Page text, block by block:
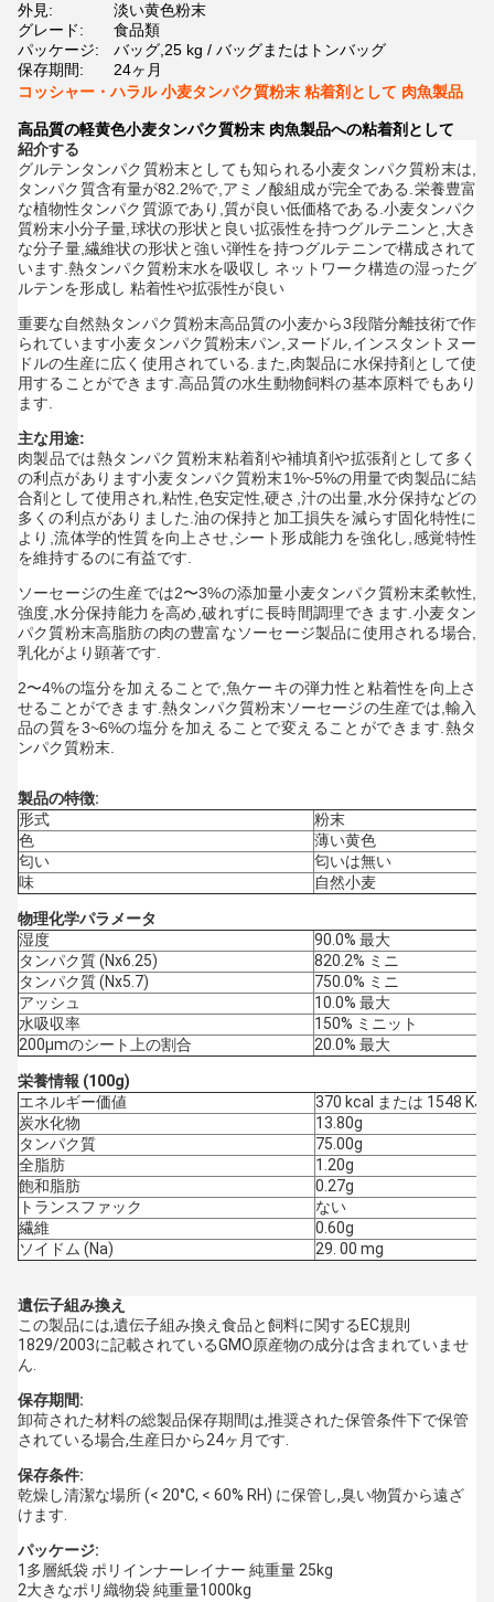
外見:
淡い黄色粉末
グレード:
食品類
パッケージ:
バッグ,25 kg / バッグまたはトンバッグ
保存期間:
24ヶ月
コッシャー・ハラル 小麦タンパク質粉末 粘着剤として 肉魚製品
高品質の軽黄色小麦タンパク質粉末 肉魚製品への粘着剤として
紹介する
グルテンタンパク質粉末としても知られる小麦タンパク質粉末は,
タンパク質含有量が82.2%で,アミノ酸組成が完全である.栄養豊富
な植物性タンパク質源であり,質が良い低価格である. 小麦タンパク
質粉末小分子量,球状の形状と良い拡張性を持つグルテニンと,大き
な分子量,繊維状の形状と強い弾性を持つグルテニンで構成されて
います.熱タンパク質粉末水を吸収し ネットワーク構造の湿ったグ
ルテンを形成し 粘着性や拡張性が良い
重要な自然熱タンパク質粉末高品質の小麦から3段階分離技術で作
られています小麦タンパク質粉末パン,ヌードル,インスタントヌー
ドルの生産に広く使用されている.また,肉製品に水保持剤として使
用することができます.高品質の水生動物飼料の基本原料でもあり
ます.
主な用途:
肉製品では熱タンパク質粉末粘着剤や補填剤や拡張剤として多く
の利点があります小麦タンパク質粉末1%~5%の用量で肉製品に結
合剤として使用され,粘性,色安定性,硬さ,汁の出量,水分保持などの
多くの利点がありました.油の保持と加工損失を減らす固化特性に
より,流体学的性質を向上させ,シート形成能力を強化し,感覚特性
を維持するのに有益です.
ソーセージの生産では2〜3%の添加量小麦タンパク質粉末柔軟性,
強度,水分保持能力を高め,破れずに長時間調理できます. 小麦タン
パク質粉末高脂肪の肉の豊富なソーセージ製品に使用される場合,
乳化がより顕著です.
2〜4%の塩分を加えることで,魚ケーキの弾力性と粘着性を向上さ
せることができます. 熱タンパク質粉末ソーセージの生産では,輸入
品の質を3~6%の塩分を加えることで変えることができます. 熱タ
ンパク質粉末
製品の特徴:
形式
粉末
色
薄い黄色
匂い
匂いは無い
味
自然小麦
物理化学パラメータ
湿度
90.0% 最大
タンパク質 (Nx6.25)
820.2% ミニ
タンパク質 (Nx5.7)
750.0% ミニ
アッシュ
10.0% 最大
水吸収率
150% ミニット
200μmのシート上の割合
20.0% 最大
栄養情報 (100g)
エネルギー価値
370 kcal または 1548 KJ
炭水化物
13.80g
タンパク質
75.00g
全脂肪
1.20g
飽和脂肪
0.27g
トランスファック
ない
繊維
0.60g
ソイドム (Na)
29. 00 mg
遺伝子組み換え
この製品には,遺伝子組み換え食品と飼料に関するEC規則
1829/2003に記載されているGMO原産物の成分は含まれていませ
ん.
保存期間:
卸荷された材料の総製品保存期間は,推奨された保管条件下で保管
されている場合,生産日から24ヶ月です.
保存条件:
乾燥し清潔な場所 (< 20°C, < 60% RH) に保管し,臭い物質から遠ざ
けます.
パッケージ:
1多層紙袋 ポリインナーレイナー 純重量 25kg
2大きなポリ織物袋 純重量1000kg